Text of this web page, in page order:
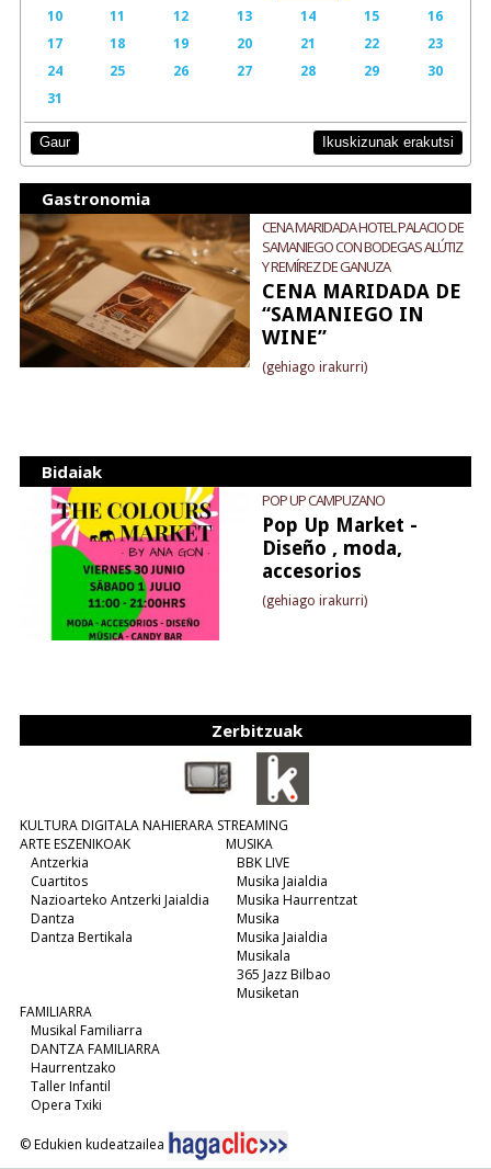
10
11 12 13 14 15
16
17
18 19 20 21 22
23
24
25 26 27 28 29
30
31
Gaur Ikuskizunak erakutsi
Gastronomia
CENA MARIDADA HOTEL PALACIO DE
SAMANIEGO CON BODEGAS ALÚTIZ
Y REMÍREZ DE GANUZA
CENA MARIDADA DE
“SAMANIEGO IN
WINE”
(gehiago irakurri)
Bidaiak
POP UP CAMPUZANO
Pop Up Market -
Diseño , moda,
accesorios
(gehiago irakurri)
Zerbitzuak
KULTURA DIGITALA NAHIERARA STREAMING
ARTE ESZENIKOAK
Antzerkia
Cuartitos
Nazioarteko Antzerki Jaialdia
Dantza
Dantza Bertikala
MUSIKA
BBK LIVE
Musika Jaialdia
Musika Haurrentzat
Musika
Musika Jaialdia
Musikala
365 Jazz Bilbao
Musiketan
FAMILIARRA
Musikal Familiarra
DANTZA FAMILIARRA
Haurrentzako
Taller Infantil
Opera Txiki
© Edukien kudeatzailea